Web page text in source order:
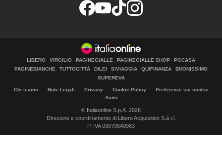
LIBERO VIRGILIO PAGINEGIALLE PAGINEGIALLE SHOP
PGCASA
PAGINEBIANCHE
TUTTOCITTÀ DILEI SIVIAGGIA QUIFINANZA
BUONISSIMO
SUPEREVA
Chi siamo Note Legali Privacy Cookie Policy
Preferenze sui cookie
Aiuto
© Italiaonline S.p.A. 2026
Direzione e coordinamento di Libero Acquisition S.á r.l.
P. IVA 03970540963